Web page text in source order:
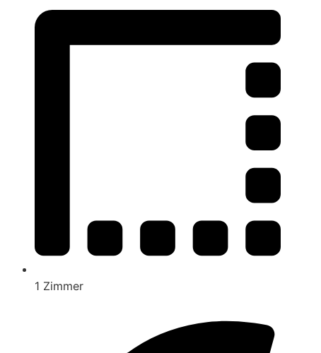
1 Zimmer